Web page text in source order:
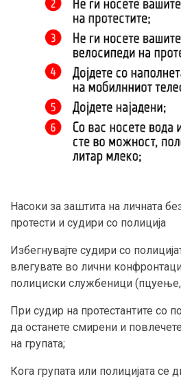
Насоки за заштита на личната
протести и судири со полиција
Избегнувајте судири со
влегувате во лични
полициски службеници
При судир на протестантите со
да останете смирени и
на групата;
Кога групата или полицијата